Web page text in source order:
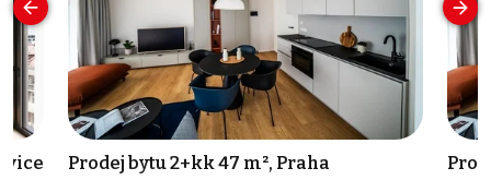
Prodej bytu 2+kk 47 m², Praha